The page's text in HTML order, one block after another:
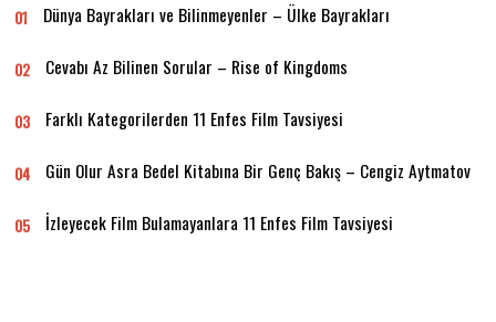
01 Dünya Bayrakları ve Bilinmeyenler – Ülke Bayrakları
02 Cevabı Az Bilinen Sorular – Rise of Kingdoms
03 Farklı Kategorilerden 11 Enfes Film Tavsiyesi
04 Gün Olur Asra Bedel Kitabına Bir Genç Bakış – Cengiz Aytmatov
05 İzleyecek Film Bulamayanlara 11 Enfes Film Tavsiyesi